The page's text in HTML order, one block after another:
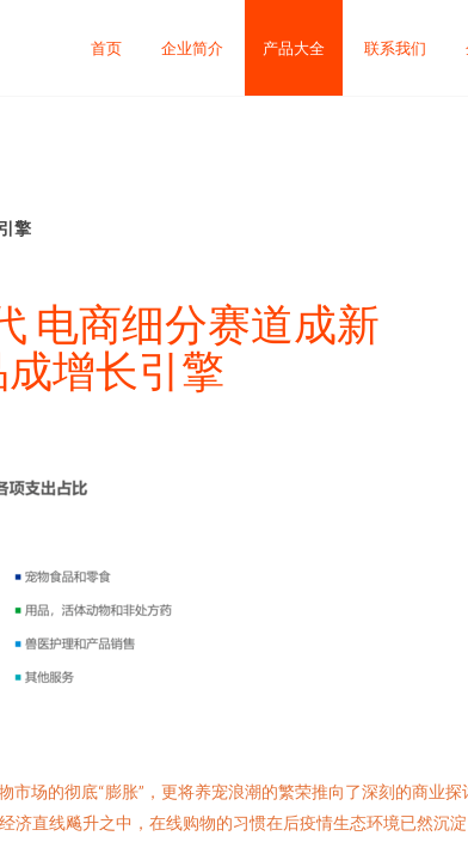
首页 企业简介 产品大全 联系我们
擎
电商细分赛道成新
增长引擎
场的彻底“膨胀”，更将养宠浪潮的繁荣推向了深刻的商业
直线飚升之中，在线购物的习惯在后疫情生态环境已然沉